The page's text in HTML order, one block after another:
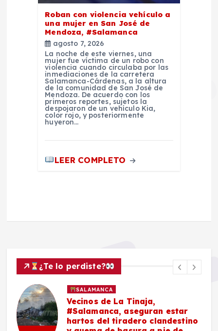
Roban con violencia vehículo a
una mujer en San José de
Mendoza, #Salamanca
agosto 7, 2026
La noche de este viernes, una
mujer fue víctima de un robo con
violencia cuando circulaba por las
inmediaciones de la carretera
Salamanca-Cárdenas, a la altura
de la comunidad de San José de
Mendoza. De acuerdo con los
primeros reportes, sujetos la
despojaron de un vehículo Kia,
color rojo, y posteriormente
huyeron…
LEER COMPLETO
¿Te lo perdiste?
SALAMANCA
Vecinos de La Tinaja,
#Salamanca, aseguran estar
hartos del tiradero clandestino